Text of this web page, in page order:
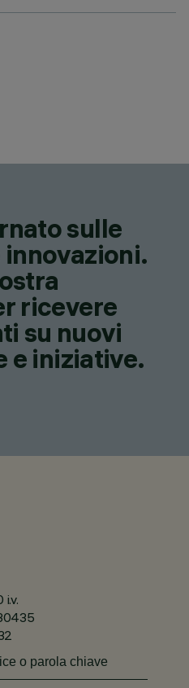
sulle
ricevere
su nuovi
e iniziative.